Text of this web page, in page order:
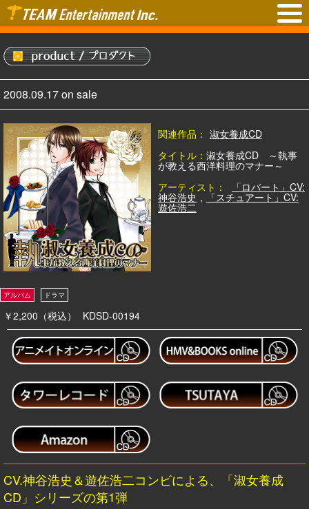
2008.09.17 on sale
関連作品： 淑女養成CD
タイトル： 淑女養成CD ～執事
が教える西洋料理のマナー～
アーティスト：
「ロバート」CV:
神谷浩史 , 「スチュアート」CV:
遊佐浩二
￥2,200（税込） KDSD-00194
CV.神谷浩史＆遊佐浩二コンビによる、「淑女養成
CD」シリーズの第1弾